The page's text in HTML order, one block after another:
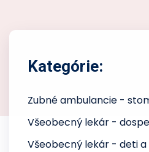
Kategórie:
Zubné ambulancie -
Všeobecný lekár -
Všeobecný lekár - deti